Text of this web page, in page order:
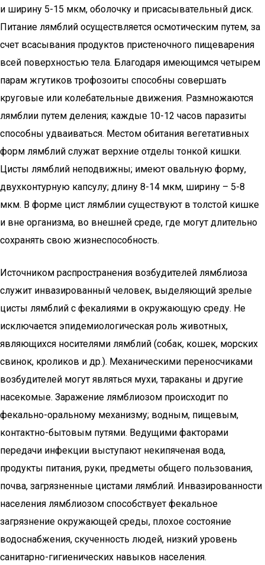
и ширину 5-15 мкм, оболочку и присасывательный диск.
Питание лямблий осуществляется осмотическим путем, за
счет всасывания продуктов пристеночного пищеварения
всей поверхностью тела. Благодаря имеющимся четырем
парам жгутиков трофозоиты способны совершать
круговые или колебательные движения. Размножаются
лямблии путем деления; каждые 10-12 часов паразиты
способны удваиваться. Местом обитания вегетативных
форм лямблий служат верхние отделы тонкой кишки.
Цисты лямблий неподвижны; имеют овальную форму,
двухконтурную капсулу; длину 8-14 мкм, ширину – 5-8
мкм. В форме цист лямблии существуют в толстой кишке
и вне организма, во внешней среде, где могут длительно
сохранять свою жизнеспособность.
Источником распространения возбудителей лямблиоза
служит инвазированный человек, выделяющий зрелые
цисты лямблий с фекалиями в окружающую среду. Не
исключается эпидемиологическая роль животных,
являющихся носителями лямблий (собак, кошек, морских
свинок, кроликов и др.). Механическими переносчиками
возбудителей могут являться мухи, тараканы и другие
насекомые. Заражение лямблиозом происходит по
фекально-оральному механизму; водным, пищевым,
контактно-бытовым путями. Ведущими факторами
передачи инфекции выступают некипяченая вода,
продукты питания, руки, предметы общего пользования,
почва, загрязненные цистами лямблий. Инвазированности
населения лямблиозом способствует фекальное
загрязнение окружающей среды, плохое состояние
водоснабжения, скученность людей, низкий уровень
санитарно-гигиенических навыков населения.